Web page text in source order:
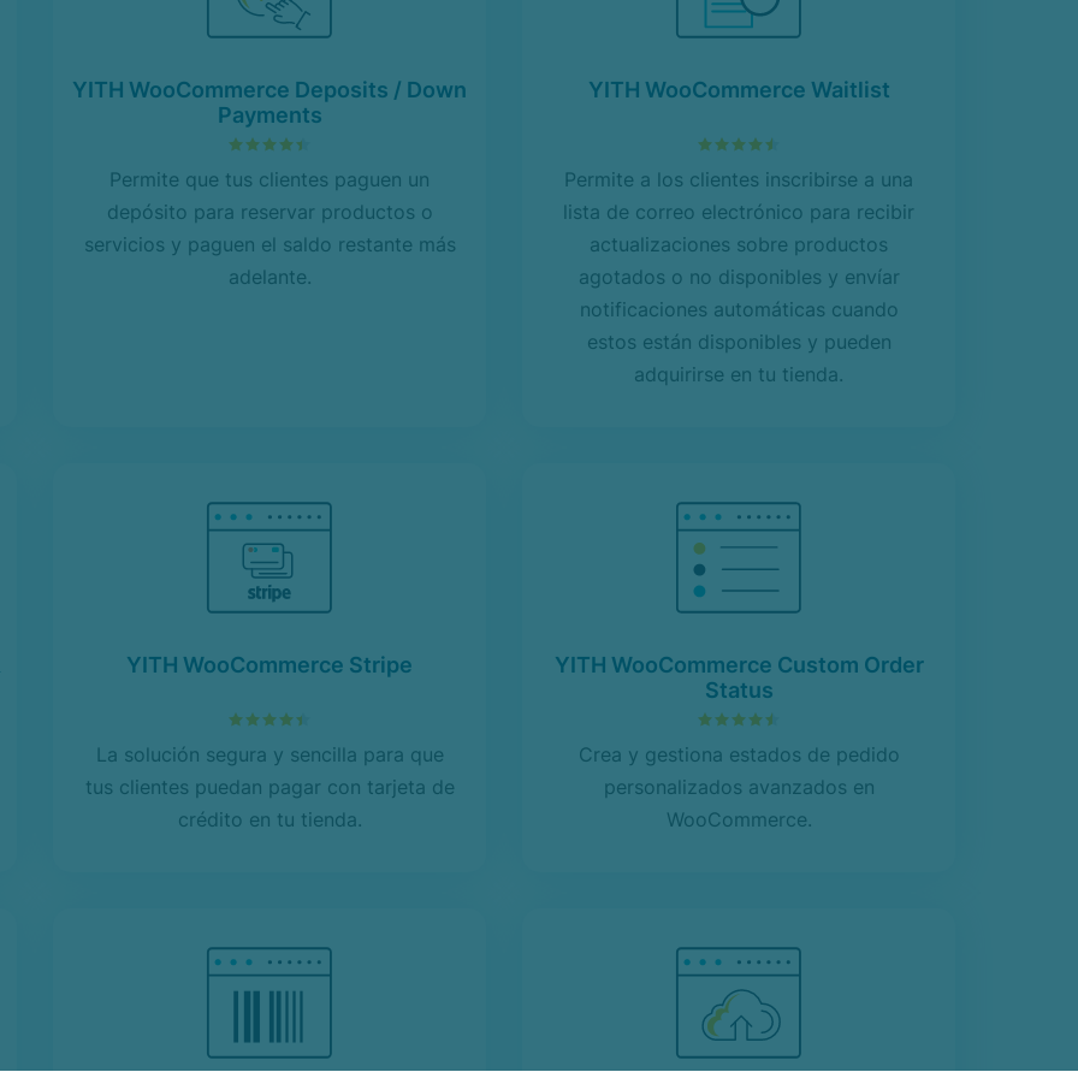
YITH WooCommerce Deposits / Down
Payments
Permite que tus clientes paguen un
depósito para reservar productos o
servicios y paguen el saldo restante más
adelante.
YITH WooCommerce Waitlist
Permite a los clientes inscribirse a una
lista de correo electrónico para recibir
actualizaciones sobre productos
agotados o no disponibles y envíar
notificaciones automáticas cuando
estos están disponibles y pueden
adquirirse en tu tienda.
YITH WooCommerce Stripe
La solución segura y sencilla para que
tus clientes puedan pagar con tarjeta de
crédito en tu tienda.
YITH WooCommerce Custom Order
Status
Crea y gestiona estados de pedido
personalizados avanzados en
WooCommerce.